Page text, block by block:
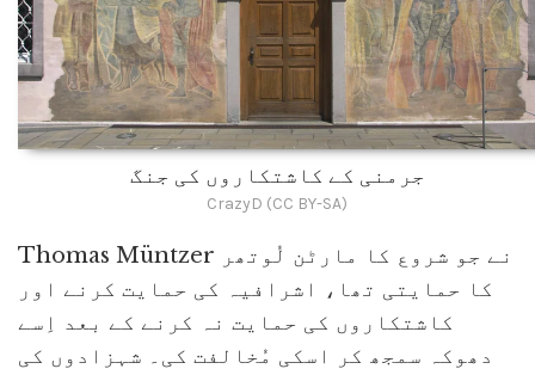
جرمنی کے کاشتکاروں کی جنگ
CrazyD (CC BY-SA)
Thomas Müntzer نے جو شروع کا مارٹن لُوتھر
کا حمایتی تھا، اشرافیہ کی حمایت کرنے اور
کاشتکاروں کی حمایت نہ کرنے کے بعد اِسے
دھوکہ سمجھ کر اسکی مُخالفت کی۔ شہزادوں کی